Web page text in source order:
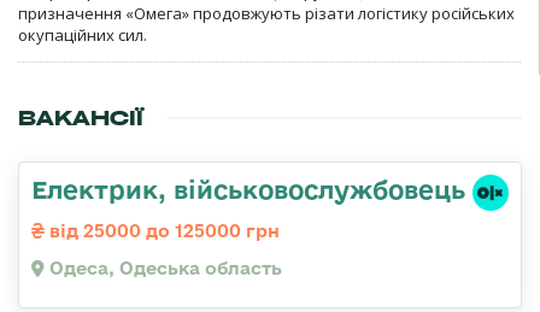
призначення «Омега» продовжують різати логістику російських
окупаційних сил.
ВАКАНСІЇ
Електрик, військовослужбовець
від 25000 до 125000 грн
Одеса, Одеська область